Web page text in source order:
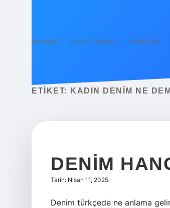
Anasayfa Gizlilik Politikası Yasal Uyarı
ETIKET: KADIN DENIM NE
DENIM
Tarih: Nisan 11, 2025
Denim türkçede ne anlama